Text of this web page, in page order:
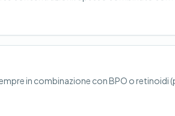
in combinazione con BPO o retinoidi